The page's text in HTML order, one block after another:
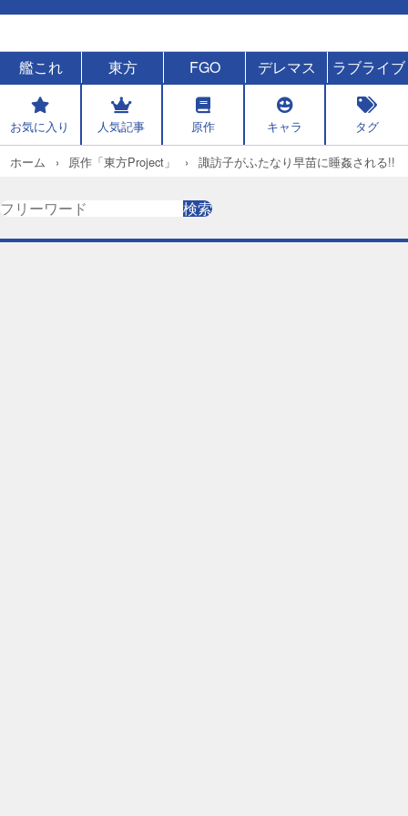
艦これ 東方 FGO デレマス ラブライブ
お気に入り 人気記事 原作 キャラ タグ
ホーム 原作「東方Project」 諏訪子がふたなり早苗に睡姦される!!
検
索
検索